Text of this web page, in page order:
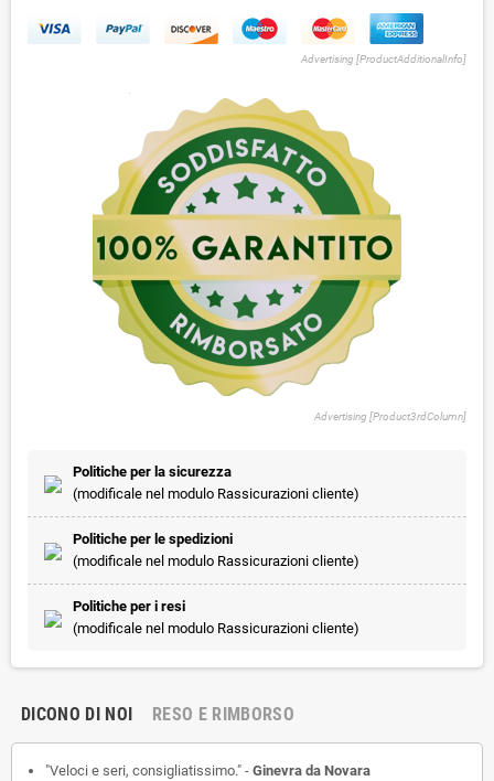
Advertising [ProductAdditionalInfo]
Advertising [Product3rdColumn]
Politiche per la sicurezza
(modificale nel modulo Rassicurazioni cliente)
Politiche per le spedizioni
(modificale nel modulo Rassicurazioni cliente)
Politiche per i resi
(modificale nel modulo Rassicurazioni cliente)
DICONO DI NOI RESO E RIMBORSO
"Veloci e seri, consigliatissimo." - Ginevra da Novara